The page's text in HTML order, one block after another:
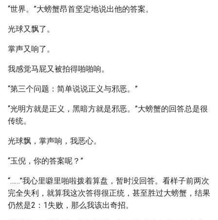
“世界。”大螃蟹昂首坚定地说出他的答案。
光球又飘了。
掌声又响了。
我感觉马屁又被拍得啪啪响。
“第三个问题：简单说说正义与邪恶。”
“光明方就是正义，黑暗方就是邪恶。”大螃蟹的回答总是很
传统。
光球飘，掌声响，我恶心。
“玉倪，你的答案呢？”
“……”我心里噼里啪啦拨着算盘，暂时没回答。看样子前两次
完全失利，就算我这次答得很正统，甚至胜过大螃蟹，结果
仍然是2：1失败，那么我该出奇招。